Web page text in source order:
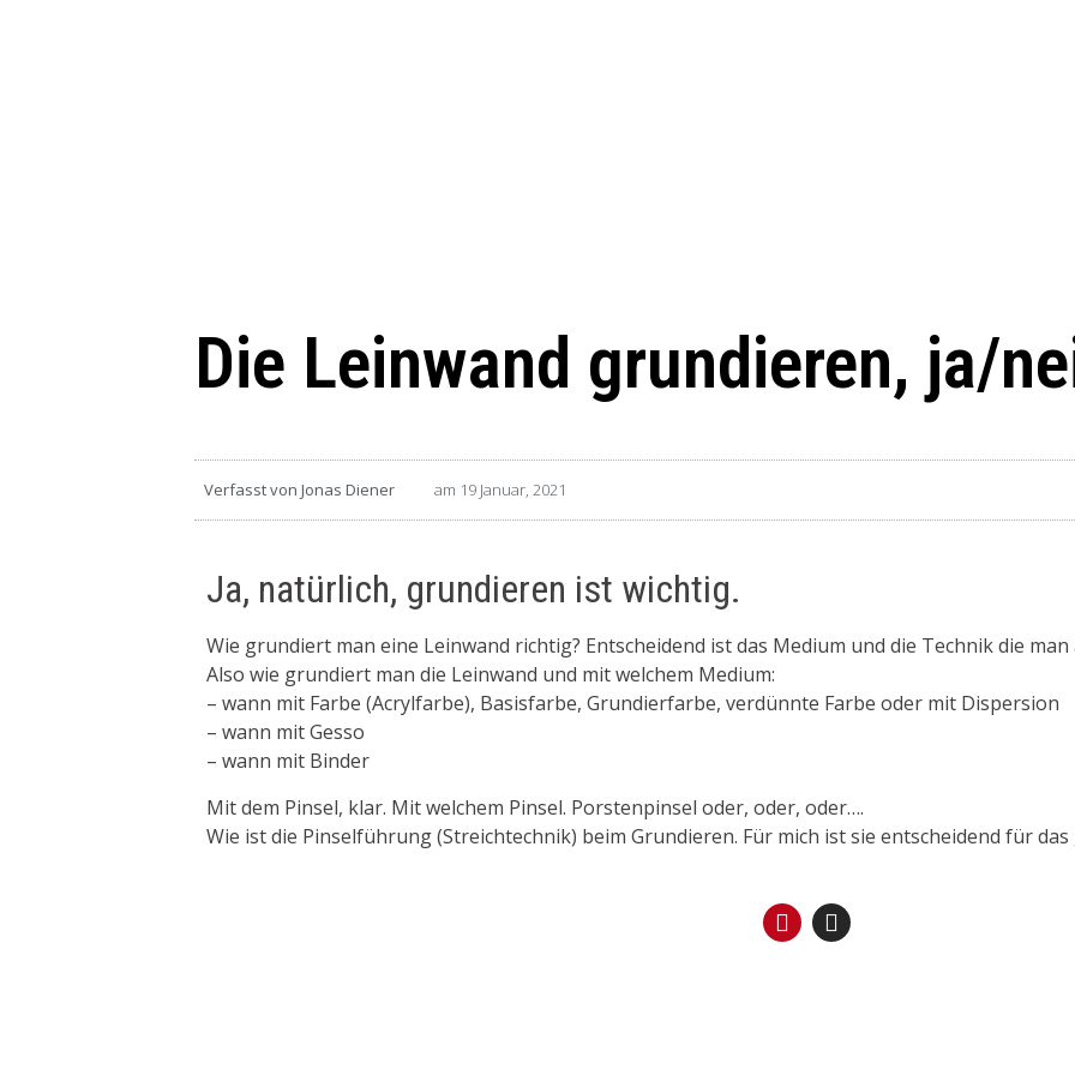
Die Leinwand grundieren, ja/
Verfasst von Jonas Diener am 19 Januar, 2021
Ja, natürlich, grundieren ist wichtig.
Wie grundiert man eine Leinwand richtig? Entscheidend ist das Medium und die Technik die man
Also wie grundiert man die Leinwand und mit welchem Medium:
– wann mit Farbe (Acrylfarbe), Basisfarbe, Grundierfarbe, verdünnte Farbe oder mit Dispersion
– wann mit Gesso
– wann mit Binder
Mit dem Pinsel, klar. Mit welchem Pinsel. Porstenpinsel oder, oder, oder….
Wie ist die Pinselführung (Streichtechnik) beim Grundieren. Für mich ist sie entscheidend für